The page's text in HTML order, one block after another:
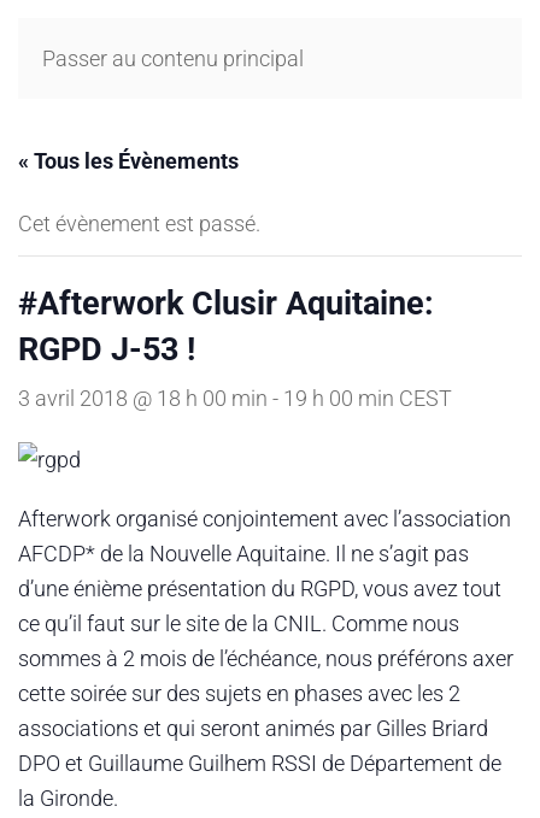
Passer au contenu principal
« Tous les Évènements
Cet évènement est passé.
#Afterwork Clusir Aquitaine:
RGPD J-53 !
3 avril 2018 @ 18 h 00 min - 19 h 00 min CEST
Afterwork organisé conjointement avec l’association
AFCDP* de la Nouvelle Aquitaine. Il ne s’agit pas
d’une énième présentation du RGPD, vous avez tout
ce qu’il faut sur le site de la CNIL. Comme nous
sommes à 2 mois de l’échéance, nous préférons axer
cette soirée sur des sujets en phases avec les 2
associations et qui seront animés par Gilles Briard
DPO et Guillaume Guilhem RSSI de Département de
la Gironde.